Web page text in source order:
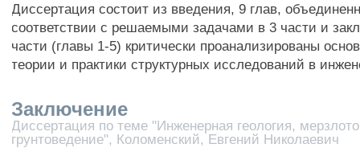
Диссертация состоит из введения, 9 глав,
соответствии с решаемыми задачами в 3 части и
части (главы 1-5) критически проанализированы
теории и практики структурных исследований в
Заключение
Диссертация по теме "Инженерная геология,
грунтоведение", Коломенский, Евгений Николаевич